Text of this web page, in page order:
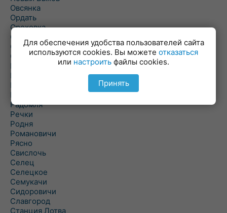
Овсянка
Ордать
Ореховка
Осиновка
Осиповичи
Осово
Павловичи
Паршино
Петуховка
Пудовня
Радомля
Речки
Родня
Романовичи
Рясно
Свислочь
Селец
Селецкое
Семукачи
Сидоровичи
Славгород
Станция Лотва
Для обеспечения удобства пользователей сайта
используются cookies. Вы можете отказаться
или настроить файлы cookies.
Принять